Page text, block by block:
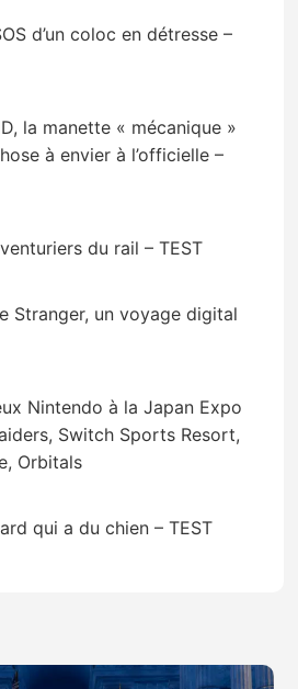
d’un coloc en détresse –
la manette « mécanique »
à envier à l’officielle –
du rail – TEST
Stranger, un voyage digital
Nintendo à la Japan Expo
Switch Sports Resort,
Orbitals
qui a du chien – TEST